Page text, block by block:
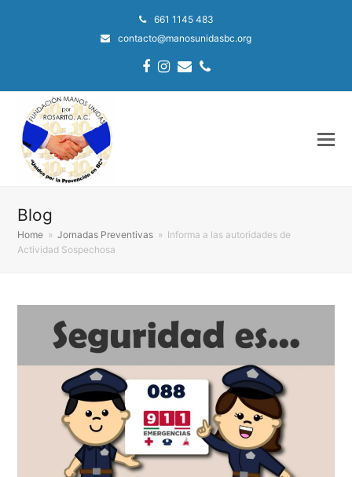
661 1145 483
contacto@manosunidasbc.org
Facebook
Instagram
EmailPhone
Blog
Home » Jornadas Preventivas » Informa a las autoridades de
Actividad Sospechosa